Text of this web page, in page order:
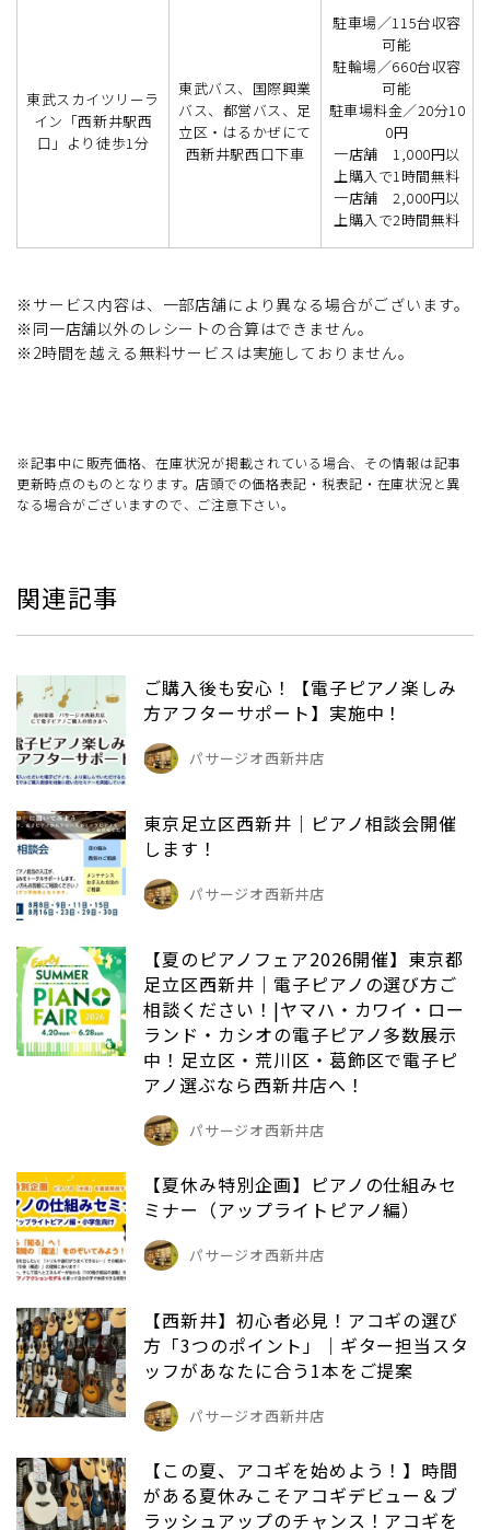
東武スカイツリーラ
イン「西新井駅西
口」より徒歩1分
東武バス、国際興業
バス、都営バス、足
立区・はるかぜにて
西新井駅西口下車
駐車場／115台収容
可能
駐輪場／660台収容
可能
駐車場料金／20分10
0円
一店舗 1,000円以
上購入で1時間無料
一店舗 2,000円以
上購入で2時間無料
※サービス内容は、一部店舗により異なる場合がございます。
※同一店舗以外のレシートの合算はできません。
※2時間を越える無料サービスは実施しておりません。
※記事中に販売価格、在庫状況が掲載されている場合、その情報は記事
更新時点のものとなります。店頭での価格表記・税表記・在庫状況と異
なる場合がございますので、ご注意下さい。
関連記事
ご購入後も安心！【電子ピアノ楽しみ
方アフターサポート】実施中！
パサージオ西新井店
東京足立区西新井｜ピアノ相談会開催
します！
パサージオ西新井店
【夏のピアノフェア2026開催】東京都
足立区西新井｜電子ピアノの選び方ご
相談ください！|ヤマハ・カワイ・ロー
ランド・カシオの電子ピアノ多数展示
中！足立区・荒川区・葛飾区で電子ピ
アノ選ぶなら西新井店へ！
パサージオ西新井店
【夏休み特別企画】ピアノの仕組みセ
ミナー（アップライトピアノ編）
パサージオ西新井店
【西新井】初心者必見！アコギの選び
方「3つのポイント」｜ギター担当スタ
ッフがあなたに合う1本をご提案
パサージオ西新井店
【この夏、アコギを始めよう！】時間
がある夏休みこそアコギデビュー＆ブ
ラッシュアップのチャンス！アコギを